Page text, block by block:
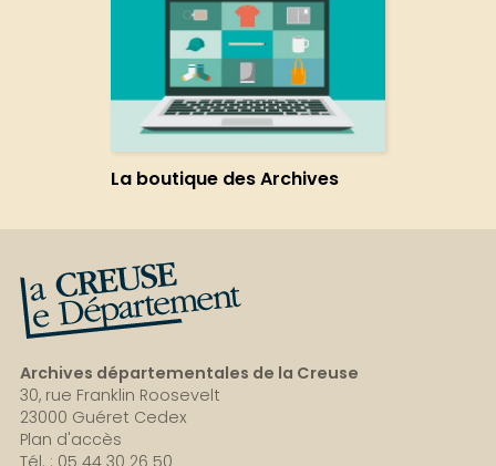
La boutique des Archives
La Creuse, le département
Archives départementales de la Creuse
30, rue Franklin Roosevelt
23000 Guéret Cedex
Plan d'accès
Tél. : 05 44 30 26 50